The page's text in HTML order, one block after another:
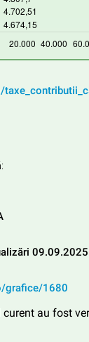
09.09.2025
grafice/1680
au fost